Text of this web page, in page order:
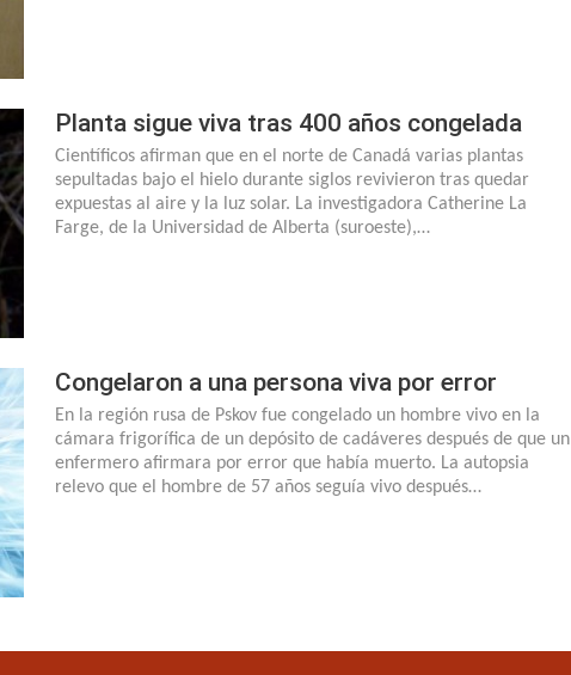
Planta sigue viva tras 400 años congelada
Científicos afirman que en el norte de Canadá varias plantas
sepultadas bajo el hielo durante siglos revivieron tras quedar
expuestas al aire y la luz solar. La investigadora Catherine La
Farge, de la Universidad de Alberta (suroeste),…
Congelaron a una persona viva por error
En la región rusa de Pskov fue congelado un hombre vivo en la
cámara frigorífica de un depósito de cadáveres después de que un
enfermero afirmara por error que había muerto. La autopsia
relevo que el hombre de 57 años seguía vivo después…